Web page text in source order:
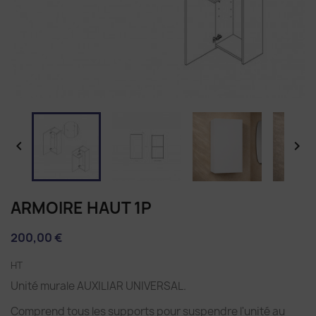
 
ARMOIRE HAUT 1P
200,00 €
HT
Unité murale AUXILIAR UNIVERSAL.
Comprend tous les supports pour suspendre l'unité au